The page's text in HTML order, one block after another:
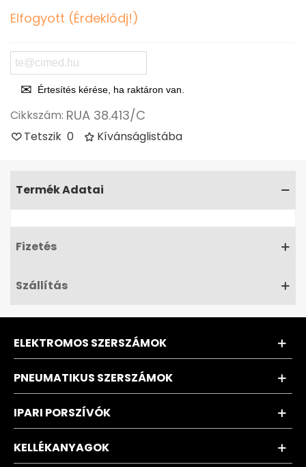
Elfogyott (Érdeklődj!)
Értesítés kérése, ha raktáron van.
Cikkszám: RUA 38.413/C
Tetszik 0 Kívánságlistába
Termék Adatai
Fizetés
Szállítás
ELEKTROMOS SZERSZÁMOK
PNEUMATIKUS SZERSZÁMOK
IPARI PORSZÍVÓK
KELLÉKANYAGOK